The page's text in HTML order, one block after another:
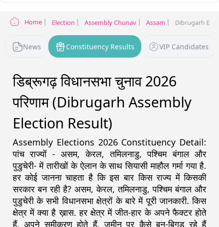
Home Election Assembly Chunav Assam Dibrugarh
News Constituency Results VIP Candidates
डिब्रूगढ़ विधानसभा चुनाव 2026
परिणाम (Dibrugarh Assembly
Election Result)
Assembly Elections 2026 Constituency Detail:
पांच राज्यों - असम, केरल, तमिलनाडु, पश्चिम बंगाल और
पुडुचेरी- में तारीखों के ऐलान के साथ सियासी माहौल गर्मा गया है.
हर कोई जानना चाहता है कि इस बार किस राज्य में किसकी
सरकार बन रही है? असम, केरल, तमिलनाडु, पश्चिम बंगाल और
पुडुचेरी के सभी विधानसभा क्षेत्रों के बारे में पूरी जानकारी. किस
क्षेत्र में क्या है ख़ास. हर क्षेत्र में जीत-हार के अपने फैक्टर होते
हैं, अपने समीकरण होते हैं. ज़मीन पर कैसे बन-बिगड़ रहे हैं